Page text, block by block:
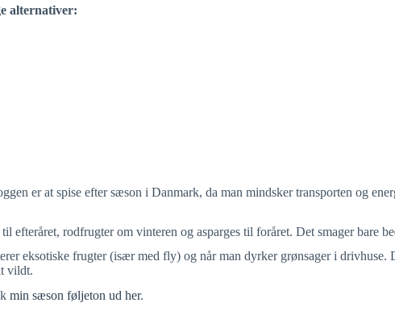
alternativer:
er at spise efter sæson i Danmark, da man mindsker transporten og
rodfrugter om vinteren og asparges til foråret. Det smager bare
eksotiske frugter (især med fly) og når man dyrker grønsager i
vildt.
min sæson føljeton ud her.